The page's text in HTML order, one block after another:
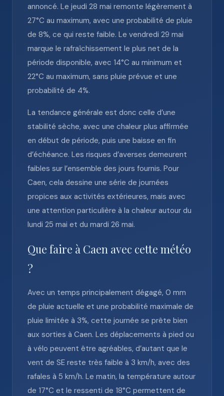
annoncé. Le jeudi 28 mai remonte légèrement à
27°C au maximum, avec une probabilité de pluie
de 8%, ce qui reste faible. Le vendredi 29 mai
marque le rafraîchissement le plus net de la
période disponible, avec 14°C au minimum et
22°C au maximum, sans pluie prévue et une
probabilité de 4%.
La tendance générale est donc celle d’une
stabilité sèche, avec une chaleur plus affirmée
en début de période, puis une baisse en fin
d’échéance. Les risques d’averses demeurent
faibles sur l’ensemble des jours fournis. Pour
Caen, cela dessine une série de journées
propices aux activités extérieures, mais avec
une attention particulière à la chaleur autour du
lundi 25 mai et du mardi 26 mai.
Que faire à Caen avec cette météo
?
Avec un temps principalement dégagé, 0 mm
de pluie actuelle et une probabilité maximale de
pluie limitée à 3%, cette journée se prête bien
aux sorties à Caen. Les déplacements à pied ou
à vélo peuvent être agréables, d’autant que le
vent de SE reste très faible à 3 km/h, avec des
rafales à 5 km/h. Le matin, la température autour
de 17°C et le ressenti de 18°C permettent de